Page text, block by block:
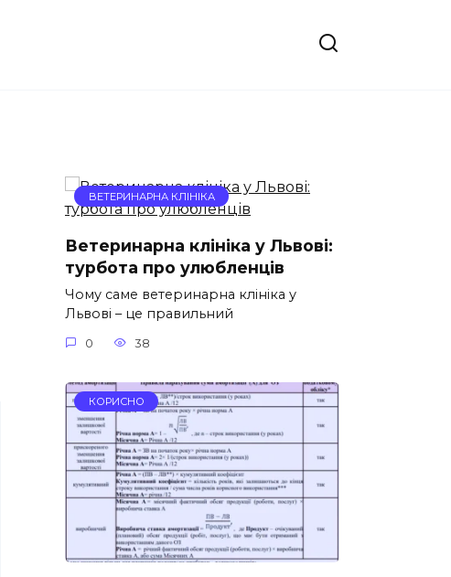
ВЕТЕРИНАРНА КЛІНІКА
Ветеринарна клініка у Львові:
турбота про улюбленців
Чому саме ветеринарна клініка у
Львові – це правильний
0 38
КОРИСНО